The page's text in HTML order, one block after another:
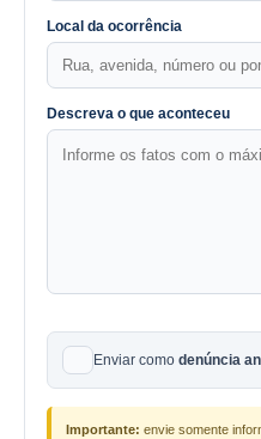
Local da ocorrência
Descreva o que aconteceu
Enviar como denúncia
Importante: envie somente